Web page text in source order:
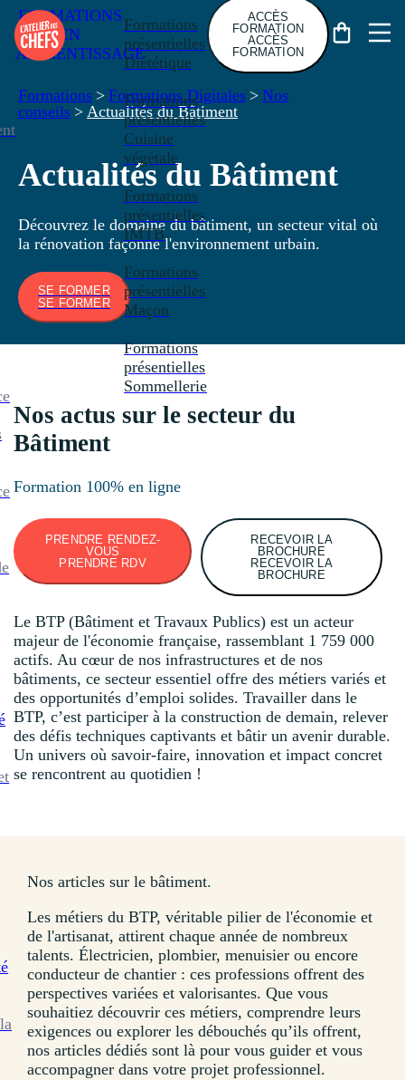
FORMATIONS
EN
APPRENTISSAGE
Formations
présentielles
Diététique
Formations
présentielles
Cuisine
végétale
Formations
présentielles
IMTB
Formations
présentielles
Maçon
Formations
présentielles
Sommellerie
ACCÈS
FORMATION
ACCÈS
FORMATION
Formations > Formations Digitales > Nos
conseils > Actualités du Bâtiment
Actualités du Bâtiment
Découvrez le domaine du bâtiment, un secteur vital où
la rénovation façonne l'environnement urbain.
SE FORMER
SE FORMER
Nos actus sur le secteur du
Bâtiment
Formation 100% en ligne
PRENDRE RENDEZ-
VOUS
PRENDRE RDV
RECEVOIR LA
BROCHURE
RECEVOIR LA
BROCHURE
Le BTP (Bâtiment et Travaux Publics) est un acteur
majeur de l'économie française, rassemblant 1 759 000
actifs. Au cœur de nos infrastructures et de nos
bâtiments, ce secteur essentiel offre des métiers variés et
des opportunités d’emploi solides. Travailler dans le
BTP, c’est participer à la construction de demain, relever
des défis techniques captivants et bâtir un avenir durable.
Un univers où savoir-faire, innovation et impact concret
se rencontrent au quotidien !
Nos articles sur le bâtiment.
Les métiers du BTP, véritable pilier de l'économie et
de l'artisanat, attirent chaque année de nombreux
talents. Électricien, plombier, menuisier ou encore
conducteur de chantier : ces professions offrent des
perspectives variées et valorisantes. Que vous
souhaitiez découvrir ces métiers, comprendre leurs
exigences ou explorer les débouchés qu’ils offrent,
nos articles dédiés sont là pour vous guider et vous
accompagner dans votre projet professionnel.